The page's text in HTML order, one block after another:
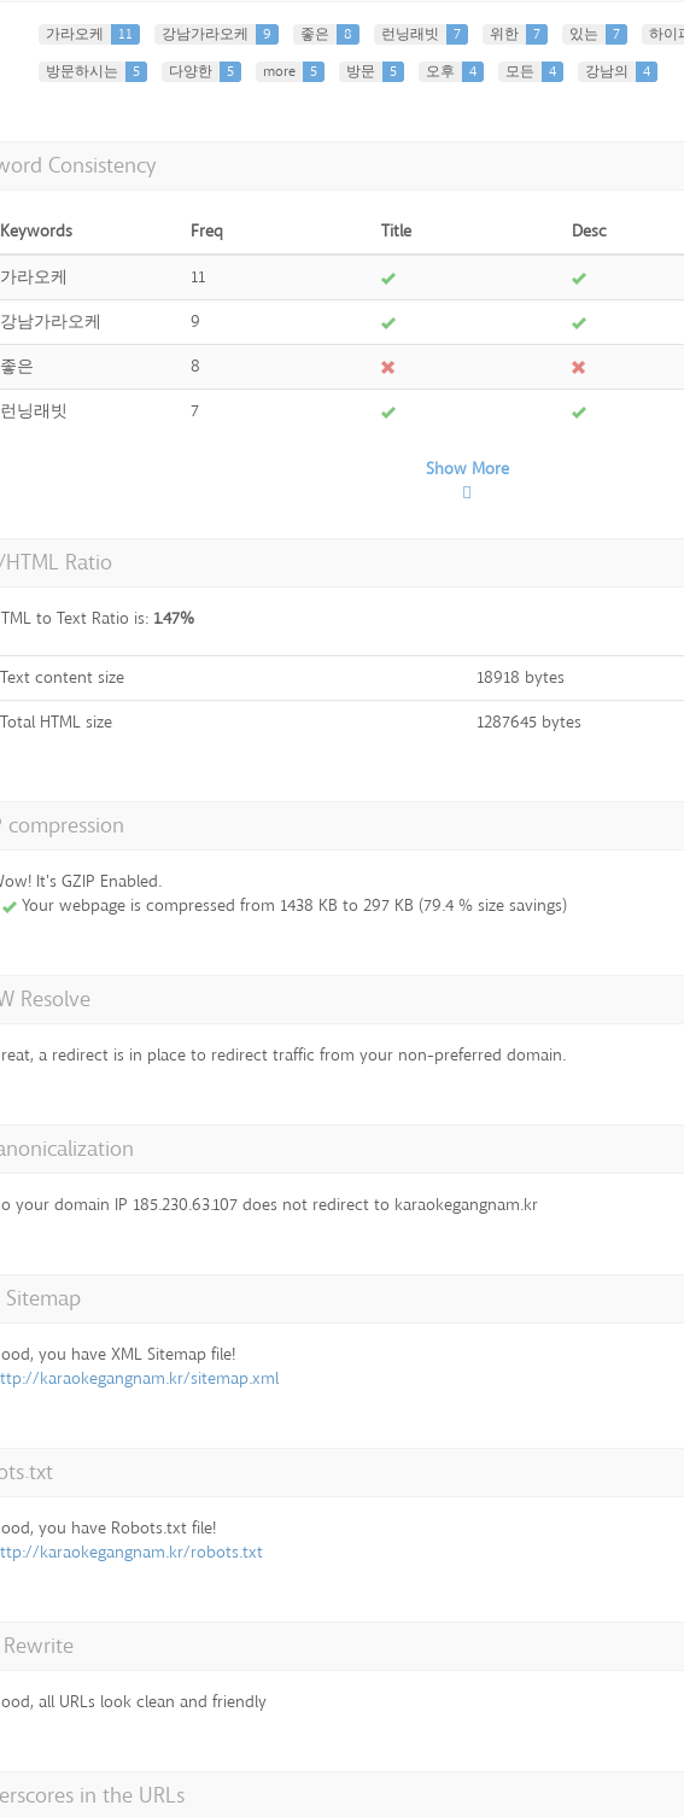
가라오케 11 강남가라오케 9 좋은 8 런닝래빗 7 위한 7 있는 7 하이
방문하시는
5 다양한 5 more 5 방문 5 오후 4 모든 4 강남의 4
Consistency
Keywords Freq Title Desc
가라오케
11
강남가라오케
9
좋은
8
런닝래빗
7
Show More
Ratio
to Text Ratio is: 1.47%
Text content size
18918 bytes
Total HTML size
1287645 bytes
compression
It's GZIP Enabled.
Your webpage is compressed from 1438 KB to 297 KB (79.4 % size savings)
Resolve
a redirect is in place to redirect traffic from your non-preferred domain.
your domain IP 185.230.63.107 does not redirect to karaokegangnam.kr
Sitemap
you have XML Sitemap file!
karaokegangnam.kr/sitemap.xml
you have Robots.txt file!
karaokegangnam.kr/robots.txt
all URLs look clean and friendly
in the URLs